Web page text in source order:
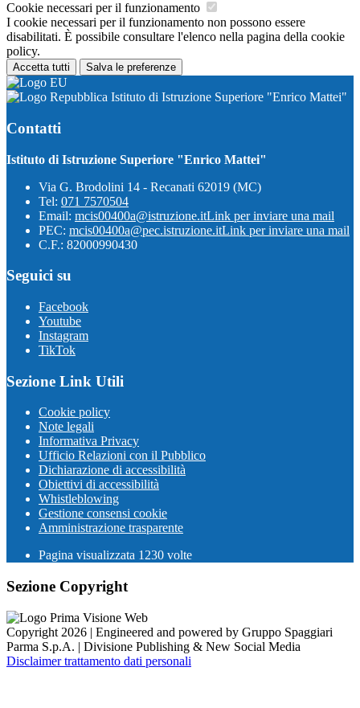
Cookie necessari per il funzionamento
I cookie necessari per il funzionamento non possono essere
disabilitati. È possibile consultare l'elenco nella pagina della cookie
policy.
Accetta tutti Salva le preferenze
Istituto di Istruzione Superiore "Enrico Mattei"
Contatti
Istituto di Istruzione Superiore "Enrico Mattei"
Via G. Brodolini 14 - Recanati 62019 (MC)
Tel: 071 7570504
Email: mcis00400a@istruzione.itLink per inviare una mail
PEC: mcis00400a@pec.istruzione.itLink per inviare una mail
C.F.: 82000990430
Seguici su
Facebook
Youtube
Instagram
TikTok
Sezione Link Utili
Cookie policy
Note legali
Informativa Privacy
Ufficio Relazioni con il Pubblico
Dichiarazione di accessibilità
Obiettivi di accessibilità
Whistleblowing
Gestione consensi cookie
Amministrazione trasparente
Pagina visualizzata 1230 volte
Sezione Copyright
Copyright 2026 | Engineered and powered by Gruppo Spaggiari
Parma S.p.A. | Divisione Publishing & New Social Media
Disclaimer trattamento dati personali